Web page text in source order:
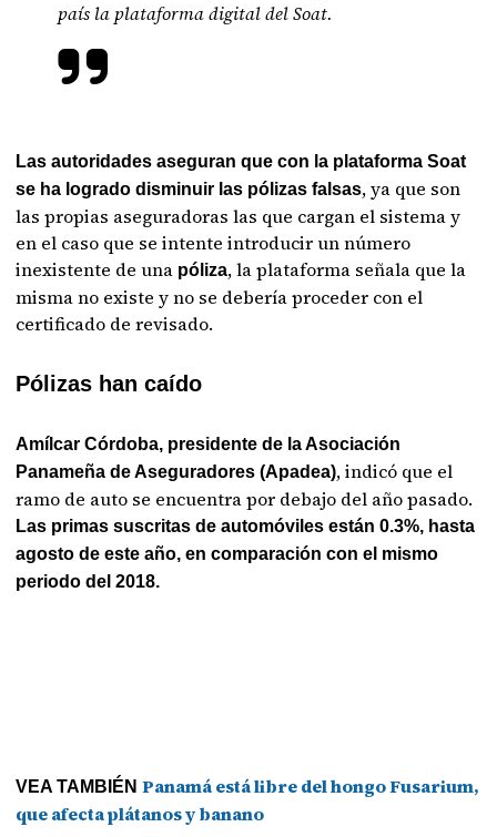
país la plataforma digital del Soat.
Las autoridades aseguran que con la plataforma Soat
se ha logrado disminuir las pólizas falsas, ya que son
las propias aseguradoras las que cargan el sistema y
en el caso que se intente introducir un número
inexistente de una póliza, la plataforma señala que la
misma no existe y no se debería proceder con el
certificado de revisado.
Pólizas han caído
Amílcar Córdoba, presidente de la Asociación
Panameña de Aseguradores (Apadea), indicó que el
ramo de auto se encuentra por debajo del año pasado.
Las primas suscritas de automóviles están 0.3%, hasta
agosto de este año, en comparación con el mismo
periodo del 2018.
VEA TAMBIÉNPanamá está libre del hongo Fusarium,
que afecta plátanos y banano